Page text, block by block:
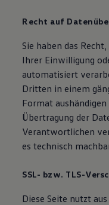
Recht auf
Sie haben das
Ihrer Einwilligung
automatisiert
Dritten in einem
Format aushändigen
Übertragung der
Verantwortlichen
es technisch
SSL- bzw. TLS-
Diese Seite nutzt